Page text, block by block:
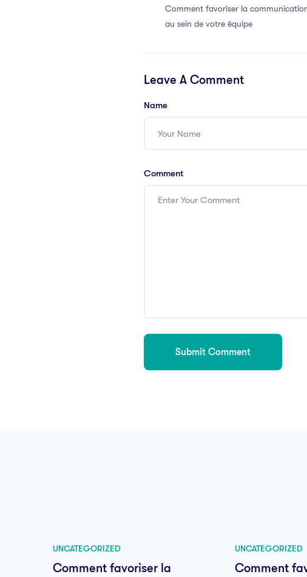
Comment favoriser la
au sein de votre équipe
Leave A Comment
Name
Comment
UNCATEGORIZED
Comment favoriser la
UNCATEGORIZED
Comment